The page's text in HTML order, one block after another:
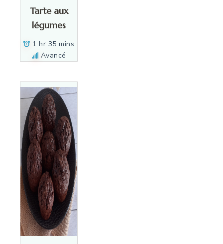
Tarte aux
légumes
1 hr 35 mins
Avancé